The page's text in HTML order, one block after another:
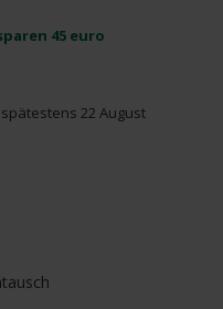
45 euro
22 August